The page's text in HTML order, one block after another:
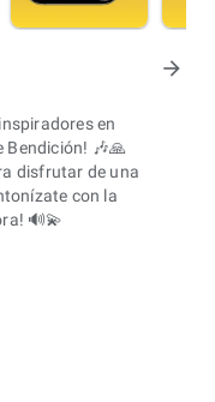
arrow_forward
en
Bendición! 🎶🙏
disfrutar de una
con la
🔊💫